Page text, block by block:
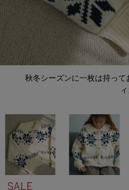
秋冬シーズンに一枚は持っ